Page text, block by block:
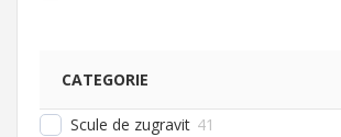
CATEGORIE
Scule de zugravit 41